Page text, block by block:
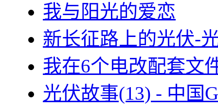
我与阳光的爱恋
新长征路上的光伏-
我在6个电改配套文
光伏故事(13) - 中国